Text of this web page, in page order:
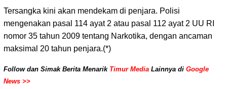
Tersangka kini akan mendekam di penjara. Polisi
mengenakan pasal 114 ayat 2 atau pasal 112 ayat 2 UU RI
nomor 35 tahun 2009 tentang Narkotika, dengan ancaman
maksimal 20 tahun penjara.(*)
Follow dan Simak Berita Menarik Timur Media Lainnya di Google
News >>